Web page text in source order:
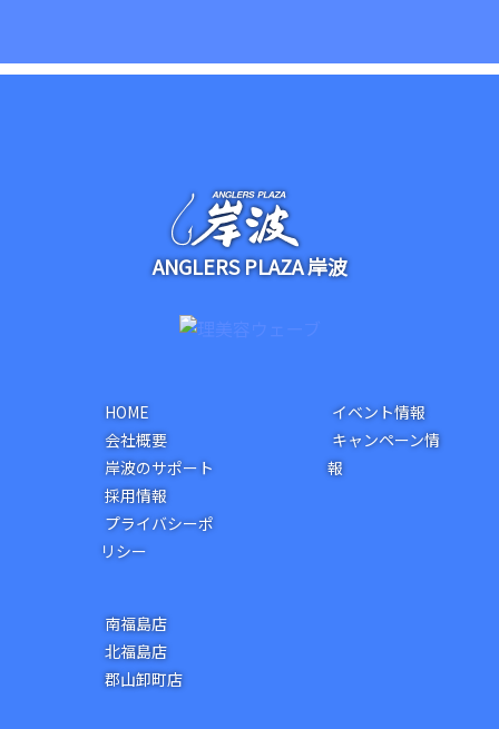
ANGLERS PLAZA 岸波
HOME
会社概要
岸波のサポート
採用情報
プライバシーポ
リシー
イベント情報
キャンペーン情
報
南福島店
北福島店
郡山卸町店